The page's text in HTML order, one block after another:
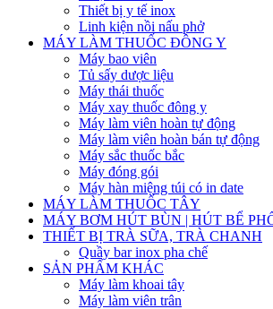
Thiết bị y tế inox
Linh kiện nồi nấu phở
MÁY LÀM THUỐC ĐÔNG Y
Máy bao viên
Tủ sấy dược liệu
Máy thái thuốc
Máy xay thuốc đông y
Máy làm viên hoàn tự động
Máy làm viên hoàn bán tự động
Máy sắc thuốc bắc
Máy đóng gói
Máy hàn miệng túi có in date
MÁY LÀM THUỐC TÂY
MÁY BƠM HÚT BÙN | HÚT BỂ
THIẾT BỊ TRÀ SỮA, TRÀ CHANH
Quầy bar inox pha chế
SẢN PHẨM KHÁC
Máy làm khoai tây
Máy làm viên trân